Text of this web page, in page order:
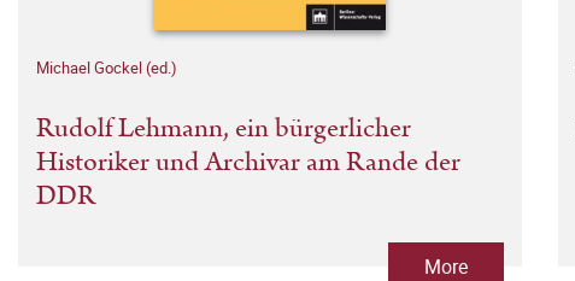
Michael Gockel (ed.)
Rudolf Lehmann, ein bürgerlicher
Historiker und Archivar am Rande der
DDR
More